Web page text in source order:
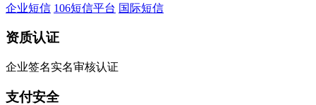
企业短信 106短信平台 国际短信
资质认证
企业签名实名审核认证
支付安全